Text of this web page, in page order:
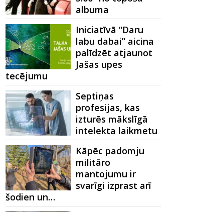
albuma
Iniciatīvā “Daru
labu dabai” aicina
palīdzēt atjaunot
Jašas upes
tecējumu
Septiņas
profesijas, kas
izturēs mākslīgā
intelekta laikmetu
Kāpēc padomju
militāro
mantojumu ir
svarīgi izprast arī
šodien un…